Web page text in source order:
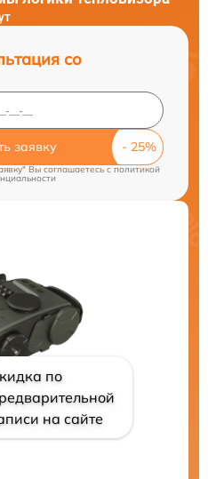
со
заявку
Вы соглашаетесь cполитикой
по
на сайте